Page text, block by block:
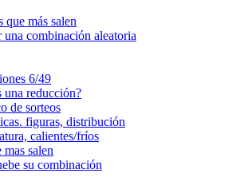
que más salen
una combinación aleatoria
6/49
una reducción?
de sorteos
figuras, distribución
calientes/fríos
salen
su combinación